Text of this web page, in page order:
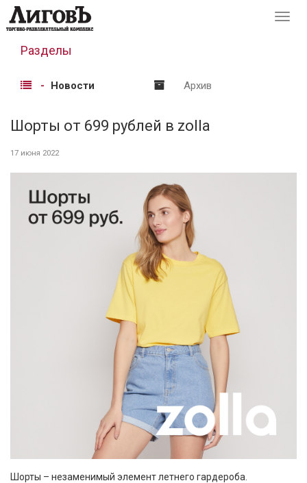
Разделы
Новости Архив
Шорты от 699 рублей в zolla
17 июня 2022
Шорты – незаменимый элемент летнего гардероба.